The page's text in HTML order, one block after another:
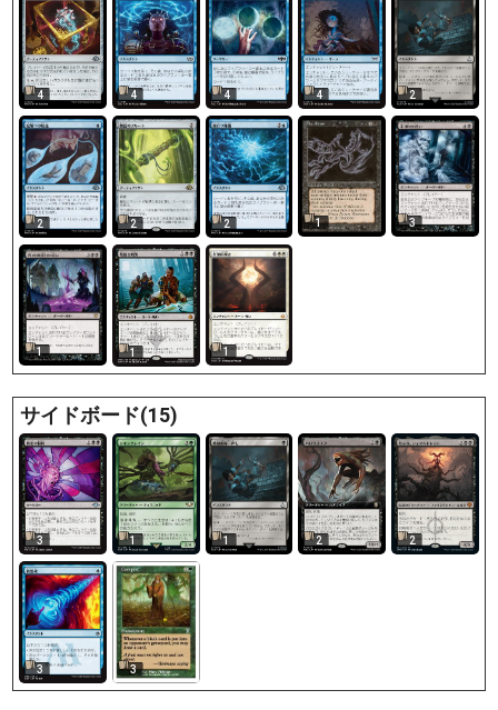
4 4 4 4 2
2 2 2 1 3
1 1 1
サイドボード(15)
3 1 1 2 2
3 3